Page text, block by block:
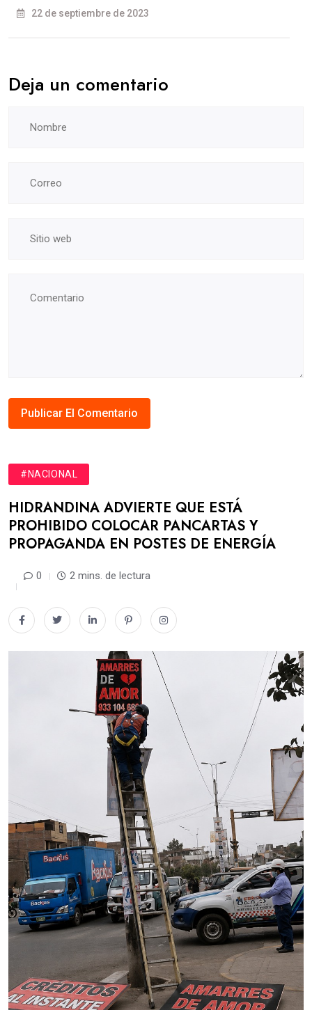
22 de septiembre de 2023
Deja un comentario
#NACIONAL
HIDRANDINA ADVIERTE QUE ESTÁ
PROHIBIDO COLOCAR PANCARTAS Y
PROPAGANDA EN POSTES DE ENERGÍA
0 2 mins. de lectura